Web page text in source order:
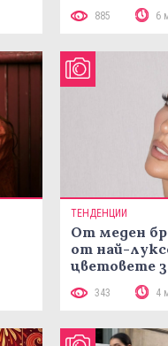
885 6
ТЕНДЕНЦИИ
От меден
от най-
цветовете
343 4